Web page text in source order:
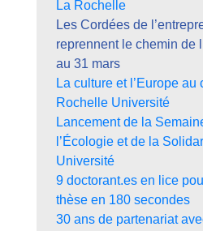
La Rochelle
Les Cordées de
reprennent le chemin de
au 31 mars
La culture et l’Europe
Rochelle Université
Lancement de la
l’Écologie et de la
Université
9 doctorant.es en lice
thèse en 180 secondes
30 ans de partenariat